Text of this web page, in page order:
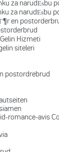
za narudЕѕbu
za narudЕѕbu
en
Hizmeti
siteleri
postordrebrud
romance-avis